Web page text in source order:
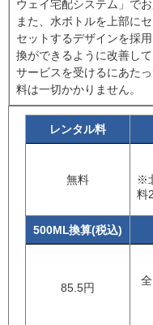
ウェイ宅配システム」でお
また、水ボトルを上部に
セットするデザインを採
換ができるように改善して
サービスを受けるにあた
料は一切かかりません。
レンタル料
無料
※
料
500ML換算(税込)
85.5円